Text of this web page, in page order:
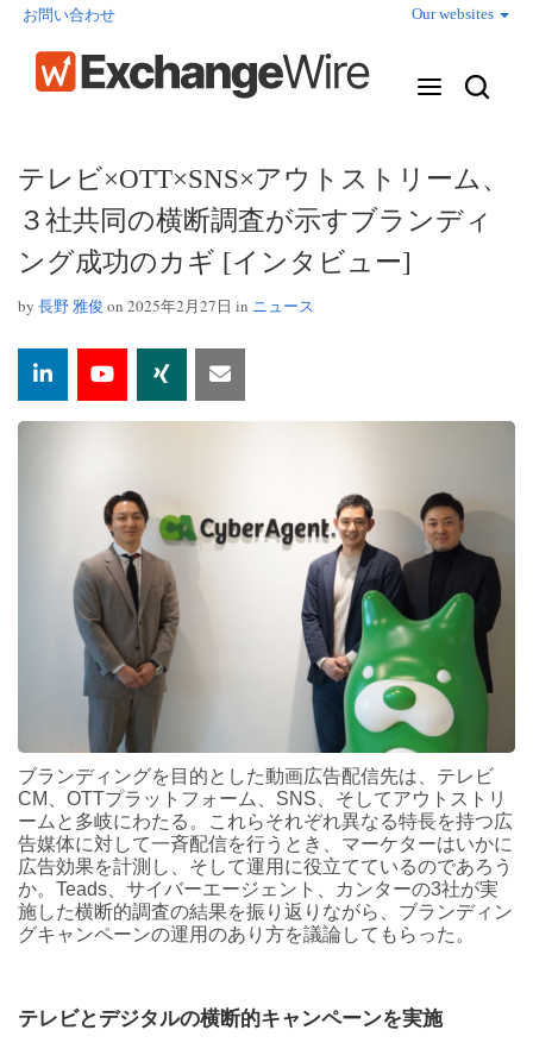
お問い合わせ Our websites
テレビ×OTT×SNS×アウトストリーム、
３社共同の横断調査が示すブランディ
ング成功のカギ [インタビュー]
by 長野 雅俊 on 2025年2月27日 in ニュース
ブランディングを目的とした動画広告配信先は、テレビ
CM、OTTプラットフォーム、SNS、そしてアウトストリ
ームと多岐にわたる。これらそれぞれ異なる特長を持つ広
告媒体に対して一斉配信を行うとき、マーケターはいかに
広告効果を計測し、そして運用に役立てているのであろう
か。Teads、サイバーエージェント、カンターの3社が実
施した横断的調査の結果を振り返りながら、ブランディン
グキャンペーンの運用のあり方を議論してもらった。
テレビとデジタルの横断的キャンペーンを実施